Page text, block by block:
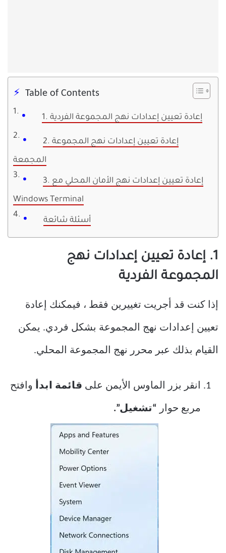
Table of Contents
1. إعادة تعيين إعدادات نهج المجموعة الفردية
2. إعادة تعيين إعدادات نهج المجموعة
المجمعة
3. إعادة تعيين إعدادات نهج الأمان المحلي مع
Windows Terminal
أسئلة شائعة
1. إعادة تعيين إعدادات نهج
المجموعة الفردية
إذا كنت قد أجريت تغييرين فقط ، فيمكنك إعادة
تعيين إعدادات نهج المجموعة بشكل فردي. يمكن
القيام بذلك عبر محرر نهج المجموعة المحلي.
انقر بزر الماوس الأيمن على قائمة ابدأ وافتح
مربع حوار “تشغيل”.